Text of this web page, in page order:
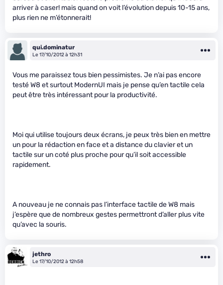
arriver à caser! mais quand on voit l’évolution depuis 10-15 ans,
plus rien ne m’étonnerait!
qui.dominatur
Le 17/10/2012 à 12h31
Vous me paraissez tous bien pessimistes. Je n’ai pas encore
testé W8 et surtout ModernUI mais je pense qu’en tactile cela
peut être très intéressant pour la productivité.
Moi qui utilise toujours deux écrans, je peux très bien en mettre
un pour la rédaction en face et a distance du clavier et un
tactile sur un coté plus proche pour qu’il soit accessible
rapidement.
A nouveau je ne connais pas l’interface tactile de W8 mais
j’espère que de nombreux gestes permettront d’aller plus vite
qu’avec la souris.
jethro
Le 17/10/2012 à 12h58